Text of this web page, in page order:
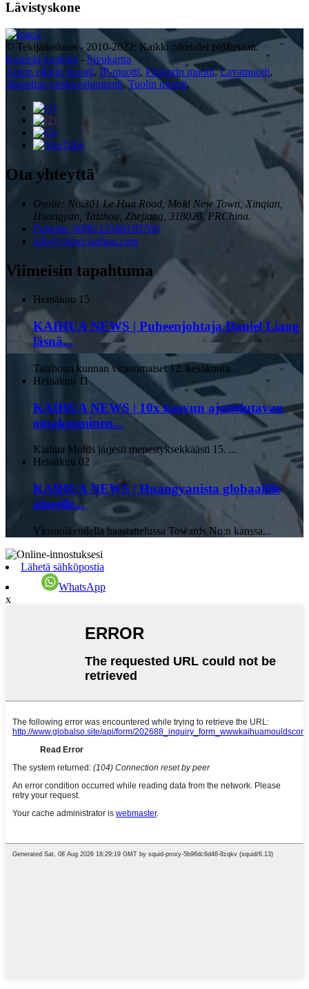
Lävistyskone
© Tekijänoikeus - 2010-2022: Kaikki oikeudet pidätetään.
Kuumia tuotteita - Sivukartta
Auton pilarin muotti, IP-muotti, Puskurin muotti,Lavamuotti,
Jäteastian ruiskuvalumuotti,Tuolin muotti,
Ota yhteyttä
Osoite: No.301 Le Hua Road, Mold New Town, Xinqian,
Huangyan, Taizhou, Zhejiang, 318020, PRChina.
Puhelin: 0086-13586195760
info@china-kaihua.com
Viimeisin tapahtuma
Heinäkuu 15
KAIHUA NEWS | Puheenjohtaja Daniel Liang
läsnä...
Taizhoun kunnan viranomaiset 12. kesäkuuta...
Heinäkuu 11
KAIHUA NEWS | 10x kasvun ajattelutavan
omaksuminen...
Kaihua Molds järjesti menestyksekkäästi 15. ...
Heinäkuu 02
KAIHUA NEWS | Huangyanista globaalille
alueelle...
Yksinoikeudella haastattelussa Towards No:n kanssa...
Lähetä sähköpostia
WhatsApp
x